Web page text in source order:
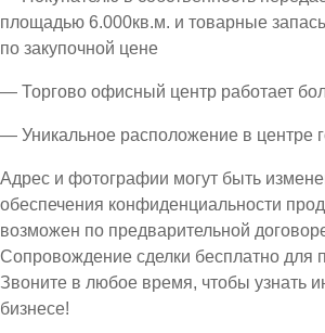
площадью 6.000кв.м. и товарные
по закупочной цене
— Торгово офисный центр работает
— Уникальное расположение в центре
Адрес и фотографии могут быть
обеспечения конфиденциальности
возможен по предварительной
Сопровождение сделки бесплатно для
Звоните в любое время, чтобы узнать
бизнесе!